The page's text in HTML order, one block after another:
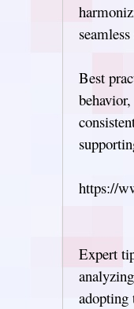
Best
https://
Expert
adopting